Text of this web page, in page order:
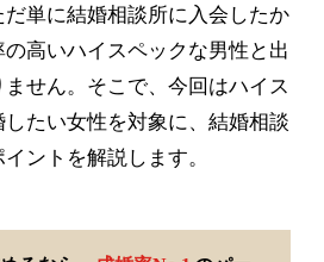
単に結婚相談所に入会したか
高いハイスペックな男性と出
せん。そこで、今回はハイス
たい女性を対象に、結婚相談
ントを解説します。